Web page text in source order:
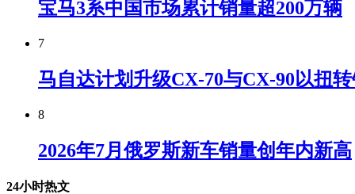
宝马3系中国市场累计销量超200万辆
7
马自达计划升级CX-70与CX-90以扭
8
2026年7月俄罗斯新车销量创年内新高
24小时热文